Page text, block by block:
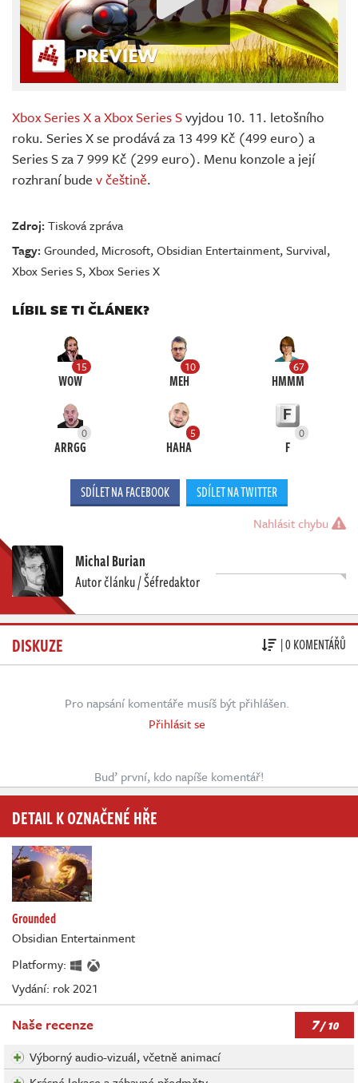
Xbox Series X a Xbox Series Svyjdou 10. 11. letošního
roku. Series X se prodává za 13 499 Kč (499 euro) a
Series S za 7 999 Kč (299 euro). Menu konzole a její
rozhraní bude v češtině.
Zdroj:Tisková zpráva
Tagy:Grounded, Microsoft,Obsidian Entertainment,Survival,
Xbox Series S,Xbox Series X
LÍBIL SE TI ČLÁNEK?
15
WOW
10
MEH
67
HMMM
0
ARRGG
5
HAHA
0
F
SDÍLET NA FACEBOOK SDÍLET NA TWITTER
Nahlásit chybu
Michal Burian
Autor článku / Šéfredaktor
DISKUZE | 0 KOMENTÁŘŮ
Pro napsání komentáře musíš být přihlášen.
Přihlásit se
Buď první, kdo napíše komentář!
DETAIL K OZNAČENÉ HŘE
Grounded
Obsidian Entertainment
Platformy:
Vydání: rok 2021
Naše recenze 7/ 10
Výborný audio-vizuál, včetně animací